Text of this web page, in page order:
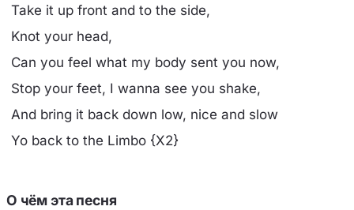
Take it up front and to the side,
Knot your head,
Can you feel what my body sent you now,
Stop your feet, I wanna see you shake,
And bring it back down low, nice and slow
Yo back to the Limbo {X2}
О чём эта песня